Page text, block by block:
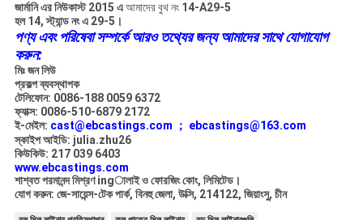
জার্মানি এর নিউকাস্ট 2015 এআমাদের বুথ নং 14-A29-5
হল 14, স্ট্যান্ড নং এ 29-5।
পণ্য এবং পরিষেবা সম্পর্কে আরও তথ্যের জন্য আমাদের সাথে যোগাযোগ
করুন:
মিঃ জন লিউ
প্রকল্প ব্যবস্থাপক
টেলিফোন: 0086-188 0059 6372
ফ্যাক্স: 0086-510-6879 2172
ই-মেইল: cast@ebcastings.com ； ebcastings@163.com
স্কাইপ আইডি: julia.zhu26
কিউকিউ: 217 039 6403
www.ebcastings.com
শাশ্বত পরমানন্দ মিশ্রণ ingালাই ও ফোরজিং কোং, লিমিটেড।
যোগ করুন: জে-সায়েন্স-টেক পার্ক, বিনহু জেলা, উক্সি, 214122, জিয়াংসু, চীন